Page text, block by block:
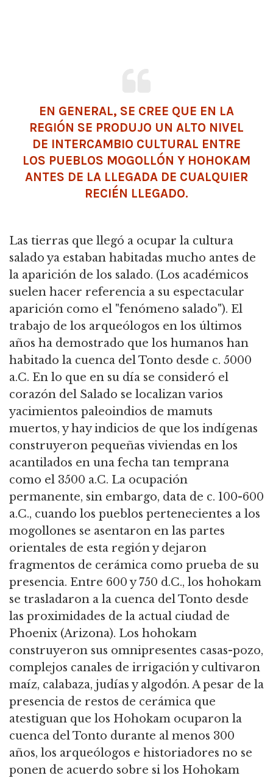
EN GENERAL, SE CREE QUE EN LA
REGIÓN SE PRODUJO UN ALTO NIVEL
DE INTERCAMBIO CULTURAL ENTRE
LOS PUEBLOS MOGOLLÓN Y HOHOKAM
ANTES DE LA LLEGADA DE CUALQUIER
RECIÉN LLEGADO.
Las tierras que llegó a ocupar la cultura
salado ya estaban habitadas mucho antes de
la aparición de los salado. (Los académicos
suelen hacer referencia a su espectacular
aparición como el "fenómeno salado"). El
trabajo de los arqueólogos en los últimos
años ha demostrado que los humanos han
habitado la cuenca del Tonto desde c. 5000
a.C. En lo que en su día se consideró el
corazón del Salado se localizan varios
yacimientos paleoindios de mamuts
muertos, y hay indicios de que los indígenas
construyeron pequeñas viviendas en los
acantilados en una fecha tan temprana
como el 3500 a.C. La ocupación
permanente, sin embargo, data de c. 100-600
a.C., cuando los pueblos pertenecientes a los
mogollones se asentaron en las partes
orientales de esta región y dejaron
fragmentos de cerámica como prueba de su
presencia. Entre 600 y 750 d.C., los hohokam
se trasladaron a la cuenca del Tonto desde
las proximidades de la actual ciudad de
Phoenix (Arizona). Los hohokam
construyeron sus omnipresentes casas-pozo,
complejos canales de irrigación y cultivaron
maíz, calabaza, judías y algodón. A pesar de la
presencia de restos de cerámica que
atestiguan que los Hohokam ocuparon la
cuenca del Tonto durante al menos 300
años, los arqueólogos e historiadores no se
ponen de acuerdo sobre si los Hohokam